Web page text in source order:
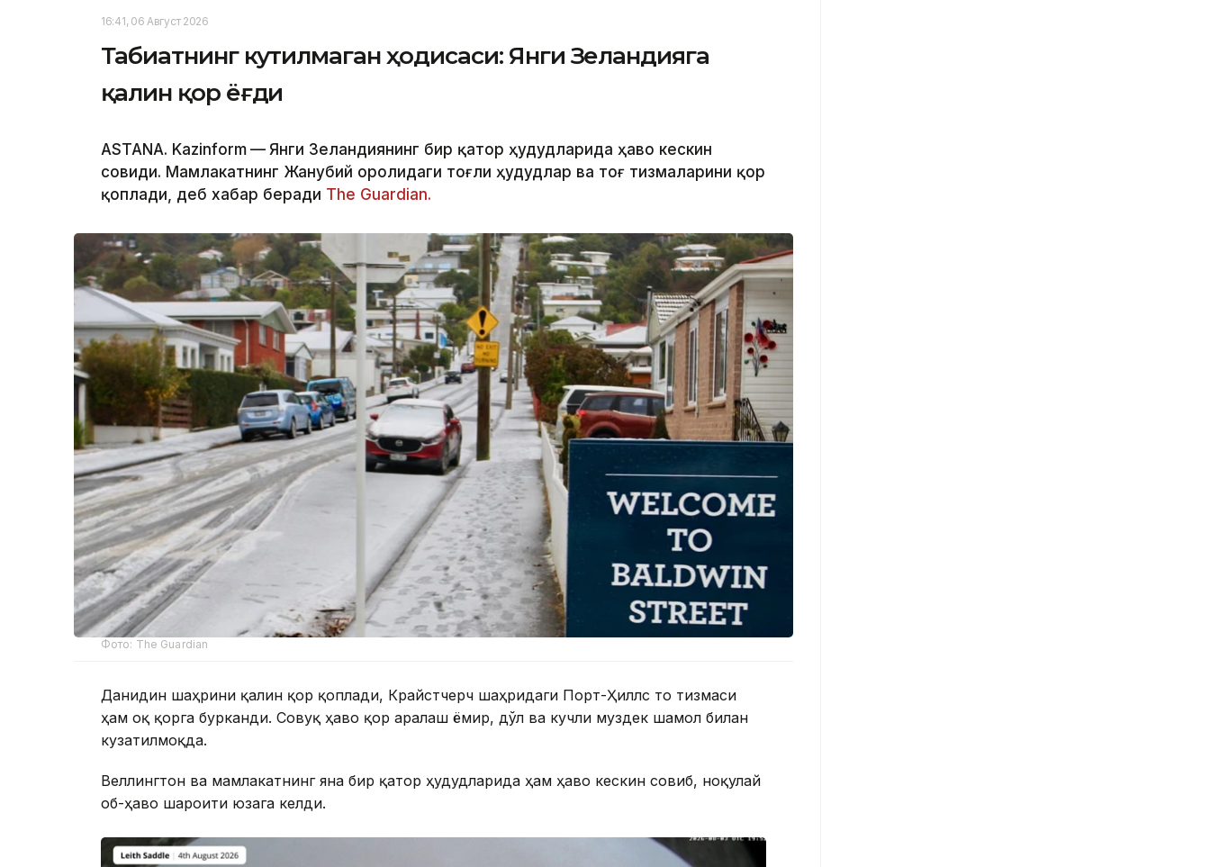
16:41, 06 Август 2026
Табиатнинг кутилмаган ҳодисаси: Янги Зеландияга
қалин қор ёғди
ASTANA. Kazinform — Янги Зеландиянинг бир қатор ҳудудларида ҳаво кескин
совиди. Мамлакатнинг Жанубий оролидаги тоғли ҳудудлар ва тоғ тизмаларини қор
қоплади, деб хабар беради The Guardian.
Фото: The Guardian
Данидин шаҳрини қалин қор қоплади, Крайстчерч шаҳридаги Порт-Ҳиллс тоғ тизмаси
ҳам оқ қорга бурканди. Совуқ ҳаво қор аралаш ёмғир, дўл ва кучли муздек шамол билан
кузатилмоқда.
Веллингтон ва мамлакатнинг яна бир қатор ҳудудларида ҳам ҳаво кескин совиб, ноқулай
об-ҳаво шароити юзага келди.